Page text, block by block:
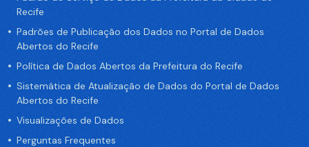
Recife
Padrões de Publicação dos Dados no Portal de Dados
Abertos do Recife
Política de Dados Abertos da Prefeitura do Recife
Sistemática de Atualização de Dados do Portal de Dados
Abertos do Recife
Visualizações de Dados
Perguntas Frequentes